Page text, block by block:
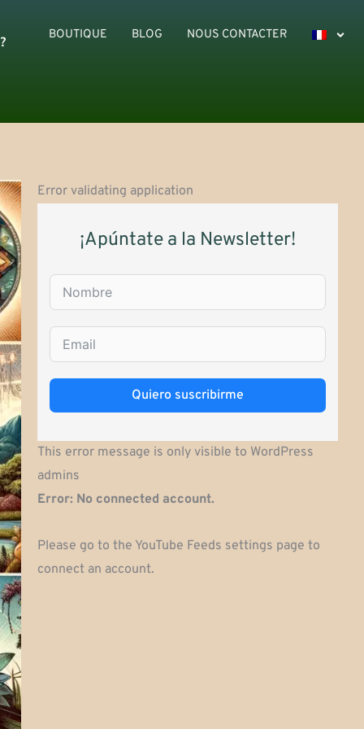
BOUTIQUE BLOG NOUS CONTACTER
Error validating application
¡Apúntate a la Newsletter!
Quiero suscribirme
This error message is only visible to WordPress
admins
Error: No connected account.
Please go to the YouTube Feeds settings page to
connect an account.